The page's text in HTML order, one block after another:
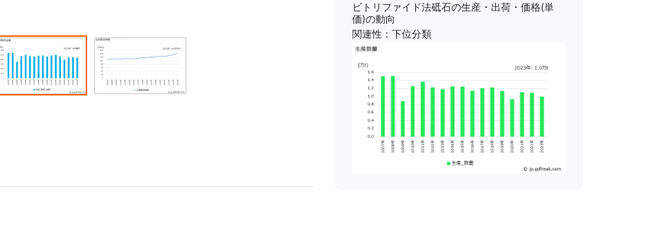
ビトリファイド法砥石の生産・出荷・価格(単
価)の動向
関連性：下位分類